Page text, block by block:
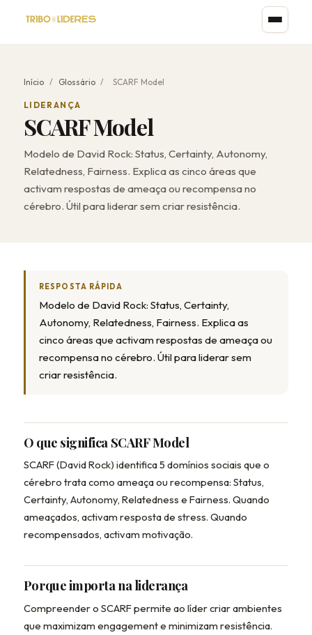
Início / Glossário / SCARF Model
LIDERANÇA
SCARF Model
Modelo de David Rock: Status, Certainty, Autonomy,
Relatedness, Fairness. Explica as cinco áreas que
activam respostas de ameaça ou recompensa no
cérebro. Útil para liderar sem criar resistência.
RESPOSTA RÁPIDA
Modelo de David Rock: Status, Certainty,
Autonomy, Relatedness, Fairness. Explica as
cinco áreas que activam respostas de ameaça ou
recompensa no cérebro. Útil para liderar sem
criar resistência.
O que significa SCARF Model
SCARF (David Rock) identifica 5 domínios sociais que o
cérebro trata como ameaça ou recompensa: Status,
Certainty, Autonomy, Relatedness e Fairness. Quando
ameaçados, activam resposta de stress. Quando
recompensados, activam motivação.
Porque importa na liderança
Compreender o SCARF permite ao líder criar ambientes
que maximizam engagement e minimizam resistência.